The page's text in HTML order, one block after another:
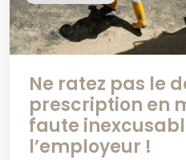
Ne ratez pas le
prescription en
faute
l’employeur !